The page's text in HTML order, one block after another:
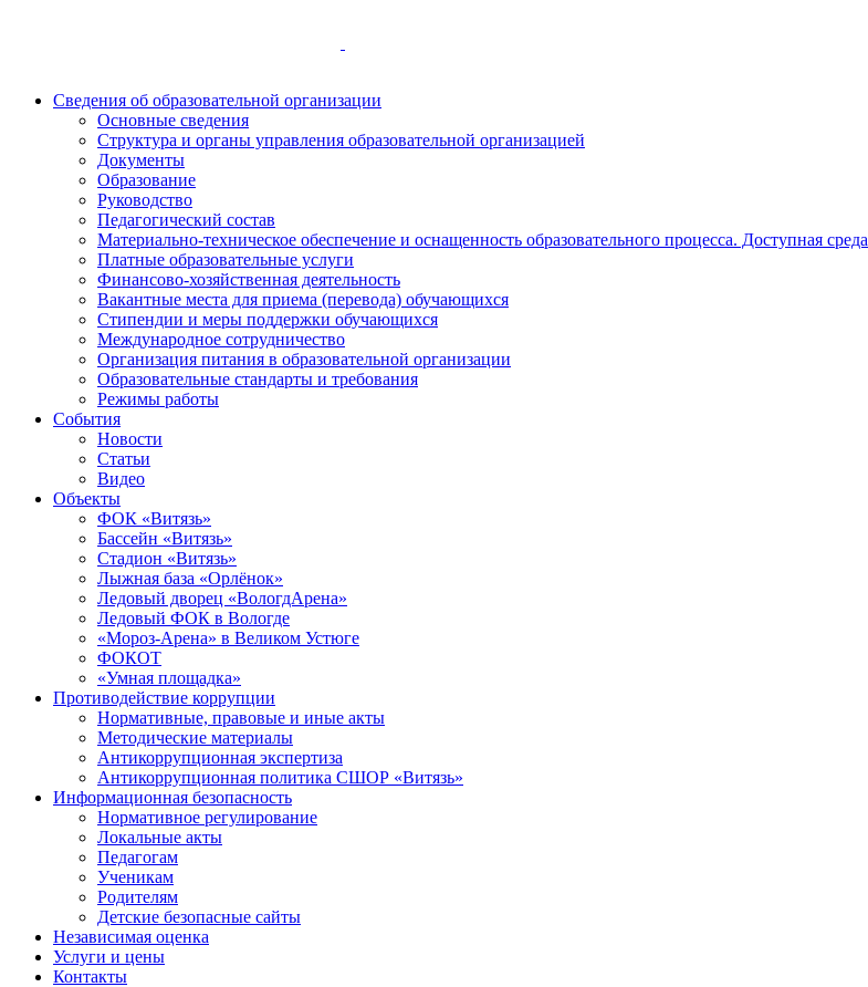
Сведения об образовательной организации
Основные сведения
Структура и органы управления образовательной организацией
Документы
Образование
Руководство
Педагогический состав
Материально-техническое обеспечение и оснащенность образовательного процесса. Доступная среда
Платные образовательные услуги
Финансово-хозяйственная деятельность
Вакантные места для приема (перевода) обучающихся
Стипендии и меры поддержки обучающихся
Международное сотрудничество
Организация питания в образовательной организации
Образовательные стандарты и требования
Режимы работы
События
Новости
Статьи
Видео
Объекты
ФОК «Витязь»
Бассейн «Витязь»
Стадион «Витязь»
Лыжная база «Орлёнок»
Ледовый дворец «ВологдАрена»
Ледовый ФОК в Вологде
«Мороз-Арена» в Великом Устюге
ФОКОТ
«Умная площадка»
Противодействие коррупции
Нормативные, правовые и иные акты
Методические материалы
Антикоррупционная экспертиза
Антикоррупционная политика СШОР «Витязь»
Информационная безопасность
Нормативное регулирование
Локальные акты
Педагогам
Ученикам
Родителям
Детские безопасные сайты
Независимая оценка
Услуги и цены
Контакты